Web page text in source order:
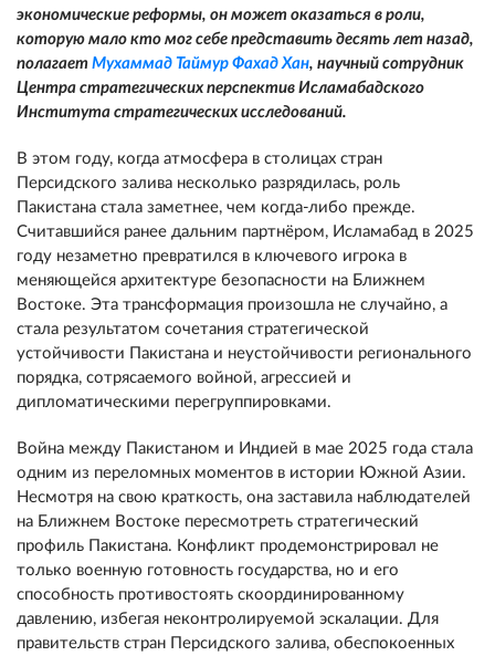
экономические реформы, он может оказаться в роли,
которую мало кто мог себе представить десять лет назад,
полагает Мухаммад Таймур Фахад Хан, научный сотрудник
Центра стратегических перспектив Исламабадского
Института стратегических исследований.
В этом году, когда атмосфера в столицах стран
Персидского залива несколько разрядилась, роль
Пакистана стала заметнее, чем когда-либо прежде.
Считавшийся ранее дальним партнёром, Исламабад в 2025
году незаметно превратился в ключевого игрока в
меняющейся архитектуре безопасности на Ближнем
Востоке. Эта трансформация произошла не случайно, а
стала результатом сочетания стратегической
устойчивости Пакистана и неустойчивости регионального
порядка, сотрясаемого войной, агрессией и
дипломатическими перегруппировками.
Война между Пакистаном и Индией в мае 2025 года стала
одним из переломных моментов в истории Южной Азии.
Несмотря на свою краткость, она заставила наблюдателей
на Ближнем Востоке пересмотреть стратегический
профиль Пакистана. Конфликт продемонстрировал не
только военную готовность государства, но и его
способность противостоять скоординированному
давлению, избегая неконтролируемой эскалации. Для
правительств стран Персидского залива, обеспокоенных